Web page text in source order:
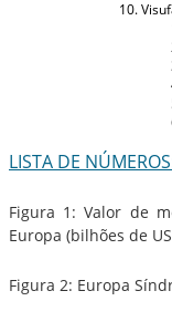
LISTA DE
Figura 1: Valor de
Europa (bilhões de
Figura 2: Europa